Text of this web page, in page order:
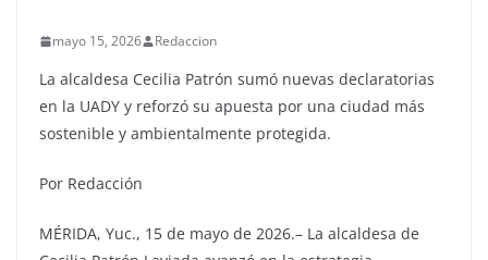
mayo 15, 2026 Redaccion
La alcaldesa Cecilia Patrón sumó nuevas declaratorias
en la UADY y reforzó su apuesta por una ciudad más
sostenible y ambientalmente protegida.
Por Redacción
MÉRIDA, Yuc., 15 de mayo de 2026.– La alcaldesa de